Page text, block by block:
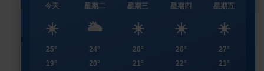
今天
☀️
25°
19°
星期二
🌥️
24°
20°
星期三
☀️
26°
21°
星期四
☀️
26°
22°
星期五
☀️
27°
21°